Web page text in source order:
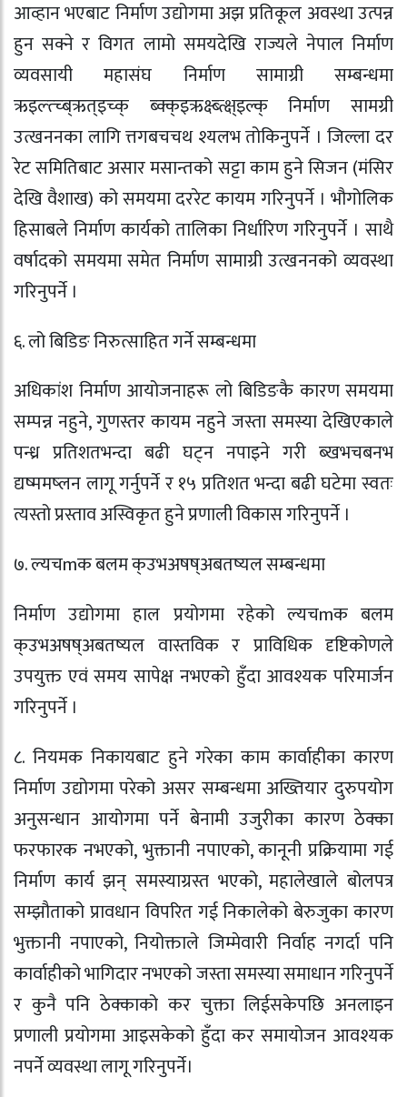
आव्हान भएबाट निर्माण उद्योगमा अझ प्रतिकूल अवस्था उत्पन्न
हुन सक्ने र विगत लामो समयदेखि राज्यले नेपाल निर्माण
व्यवसायी महासंघ निर्माण सामाग्री सम्बन्धमा
ऋइल्त्च्ब्ऋत्इच्क् ब्क्क्इऋक्ष्ब्त्क्ष्इल्क् निर्माण सामग्री
उत्खननका लागि त्तगबचचथ श्यलभ तोकिनुपर्ने । जिल्ला दर
रेट समितिबाट असार मसान्तको सट्टा काम हुने सिजन (मंसिर
देखि वैशाख) को समयमा दररेट कायम गरिनुपर्ने । भौगोलिक
हिसाबले निर्माण कार्यको तालिका निर्धारिण गरिनुपर्ने । साथै
वर्षादको समयमा समेत निर्माण सामाग्री उत्खननको व्यवस्था
गरिनुपर्ने ।
६. लो बिडिङ निरुत्साहित गर्ने सम्बन्धमा
अधिकांश निर्माण आयोजनाहरू लो बिडिङकै कारण समयमा
सम्पन्न नहुने, गुणस्तर कायम नहुने जस्ता समस्या देखिएकाले
पन्ध्र प्रतिशतभन्दा बढी घट्न नपाइने गरी ब्खभचबनभ
द्यष्ममष्लन लागू गर्नुपर्ने र १५ प्रतिशत भन्दा बढी घटेमा स्वतः
त्यस्तो प्रस्ताव अस्विकृत हुने प्रणाली विकास गरिनुपर्ने ।
७. ल्यचmक बलम क्उभअषष्अबतष्यल सम्बन्धमा
निर्माण उद्योगमा हाल प्रयोगमा रहेको ल्यचmक बलम
क्उभअषष्अबतष्यल वास्तविक र प्राविधिक दृष्टिकोणले
उपयुक्त एवं समय सापेक्ष नभएको हुँदा आवश्यक परिमार्जन
गरिनुपर्ने ।
८. नियमक निकायबाट हुने गरेका काम कार्वाहीका कारण
निर्माण उद्योगमा परेको असर सम्बन्धमा अख्तियार दुरुपयोग
अनुसन्धान आयोगमा पर्ने बेनामी उजुरीका कारण ठेक्का
फरफारक नभएको, भुक्तानी नपाएको, कानूनी प्रक्रियामा गई
निर्माण कार्य झन् समस्याग्रस्त भएको, महालेखाले बोलपत्र
सम्झौताको प्रावधान विपरित गई निकालेको बेरुजुका कारण
भुक्तानी नपाएको, नियोक्ताले जिम्मेवारी निर्वाह नगर्दा पनि
कार्वाहीको भागिदार नभएको जस्ता समस्या समाधान गरिनुपर्ने
र कुनै पनि ठेक्काको कर चुक्ता लिईसकेपछि अनलाइन
प्रणाली प्रयोगमा आइसकेको हुँदा कर समायोजन आवश्यक
नपर्ने व्यवस्था लागू गरिनुपर्ने।